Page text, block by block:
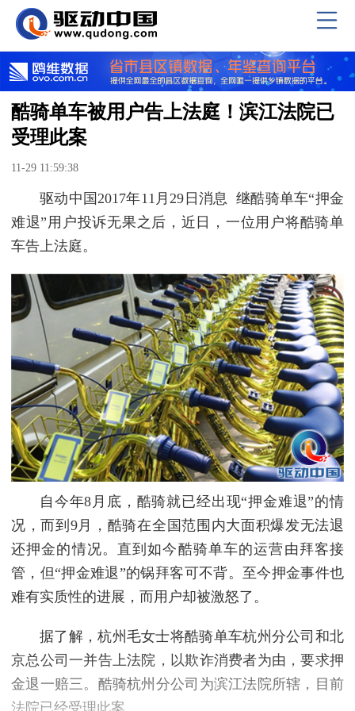
酷骑单车被用户告上法庭！滨江法院已
受理此案
11-29 11:59:38
驱动中国2017年11月29日消息 继酷骑单车“押金
难退”用户投诉无果之后，近日，一位用户将酷骑单
车告上法庭。
自今年8月底，酷骑就已经出现“押金难退”的情
况，而到9月，酷骑在全国范围内大面积爆发无法退
还押金的情况。直到如今酷骑单车的运营由拜客接
管，但“押金难退”的锅拜客可不背。至今押金事件也
难有实质性的进展，而用户却被激怒了。
据了解，杭州毛女士将酷骑单车杭州分公司和北
京总公司一并告上法院，以欺诈消费者为由，要求押
金退一赔三。酷骑杭州分公司为滨江法院所辖，目前
法院已经受理此案。